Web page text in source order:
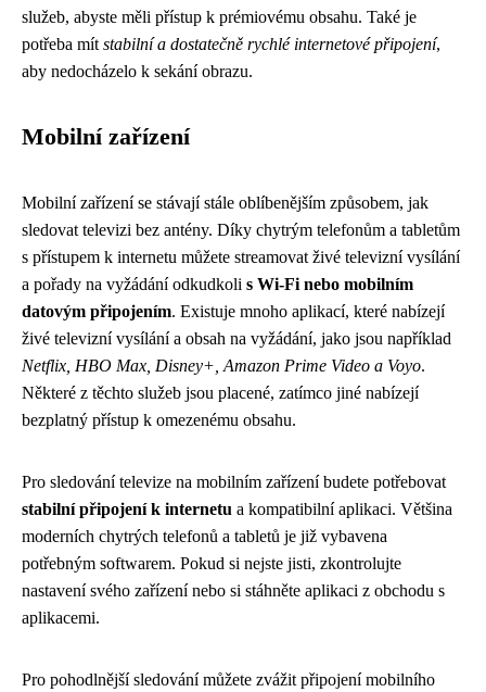
služeb, abyste měli přístup k prémiovému obsahu. Také je
potřeba mít stabilní a dostatečně rychlé internetové připojení,
aby nedocházelo k sekání obrazu.
Mobilní zařízení
Mobilní zařízení se stávají stále oblíbenějším způsobem, jak
sledovat televizi bez antény. Díky chytrým telefonům a tabletům
s přístupem k internetu můžete streamovat živé televizní vysílání
a pořady na vyžádání odkudkoli s Wi-Fi nebo mobilním
datovým připojením. Existuje mnoho aplikací, které nabízejí
živé televizní vysílání a obsah na vyžádání, jako jsou například
Netflix, HBO Max, Disney+, Amazon Prime Video a Voyo.
Některé z těchto služeb jsou placené, zatímco jiné nabízejí
bezplatný přístup k omezenému obsahu.
Pro sledování televize na mobilním zařízení budete potřebovat
stabilní připojení k internetu a kompatibilní aplikaci. Většina
moderních chytrých telefonů a tabletů je již vybavena
potřebným softwarem. Pokud si nejste jisti, zkontrolujte
nastavení svého zařízení nebo si stáhněte aplikaci z obchodu s
aplikacemi.
Pro pohodlnější sledování můžete zvážit připojení mobilního